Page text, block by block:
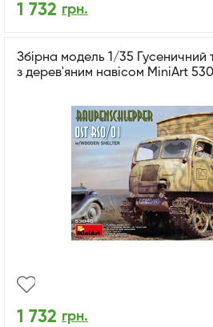
1 732 грн.
Збірна модель 1/35 Гусеничний
з дерев'яним навісом MiniArt
1 732 грн.